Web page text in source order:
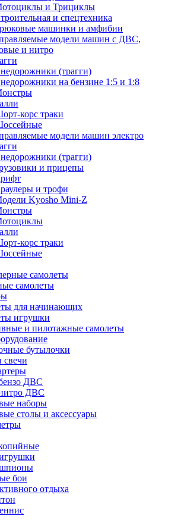
и Трициклы
и спецтехника
машинки и амфибии
модели машин с ДВС,
и нитро
(трагги)
на бензине 1:5 и 1:8
корс траки
модели машин электро
(трагги)
и прицепы
и трофи
Kyosho Mini-Z
корс траки
самолеты
самолеты
для начинающих
игрушки
и пилотажные самолеты
бутылочки
свечи
ДВС
ДВС
наборы
столы и аксессуары
бои
отдыха